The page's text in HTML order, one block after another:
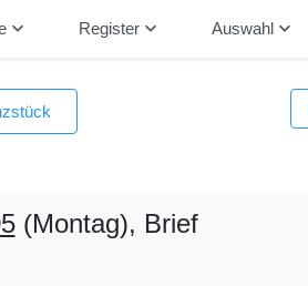
keyboard_arrow_down Registerkeyboard_arrow_down Auswahlkeyboard_arrow_down
(Montag), Brief